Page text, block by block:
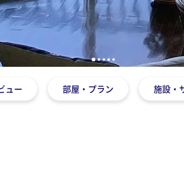
1 234 5
ュー 部屋・プラン 施設・